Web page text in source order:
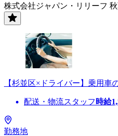
株式会社ジャパン・リリーフ 秋
【杉並区×ドライバー】乗用車
配送・物流スタッフ 時給
勤務地